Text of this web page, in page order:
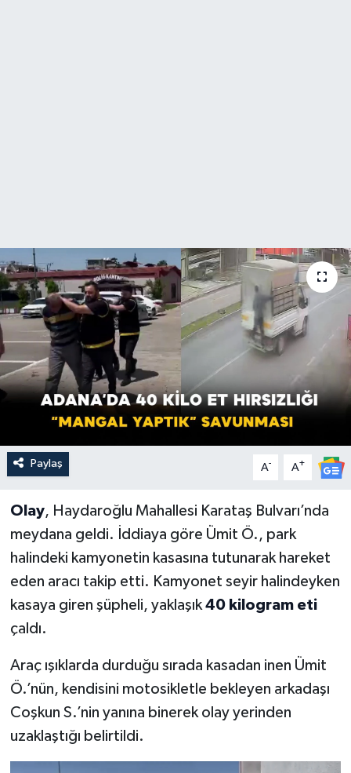
Paylaş A- A+
Olay, Haydaroğlu Mahallesi Karataş Bulvarı’nda
meydana geldi. İddiaya göre Ümit Ö., park
halindeki kamyonetin kasasına tutunarak hareket
eden aracı takip etti. Kamyonet seyir halindeyken
kasaya giren şüpheli, yaklaşık40 kilogram eti
çaldı.
Araç ışıklarda durduğu sırada kasadan inen Ümit
Ö.’nün, kendisini motosikletle bekleyen arkadaşı
Coşkun S.’nin yanına binerek olay yerinden
uzaklaştığı belirtildi.